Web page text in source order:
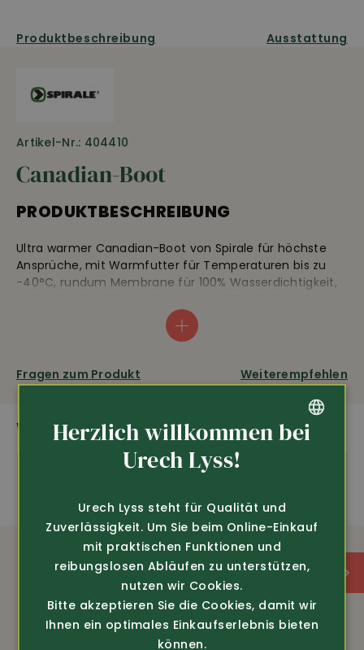
Produktbeschreibung Ausstattung
Artikel-Nr.: 404410
Canadian-Boot
PRODUKTBESCHREIBUNG
Ultra warmer Canadian-Boot von Spirale für höchste
Ansprüche, mit Warmfutter für Temperaturen bis zu
-40°C, rundum Membrane für 100% Wasserdichtigkeit,
rutschfeste Zweikomponenten-Sohle, praktische
Schnellschnürung, sehr leichte Konstruktion.
Kälteisolierend
AUSSTATTUNG
Sehr leicht
Ultra warm
100% wasserdicht
Fragen zum Produkt Weiterempfehlen
WEITERE SPANNENDE PRODUKTE
Herzlich willkommen bei
Urech Lyss!
Urech Lyss steht für Qualität und
Zuverlässigkeit. Um Sie beim Online-Einkauf
mit praktischen Funktionen und
reibungslosen Abläufen zu unterstützen,
nutzen wir Cookies.
Bitte akzeptieren Sie die Cookies, damit wir
Ihnen ein optimales Einkaufserlebnis bieten
können.